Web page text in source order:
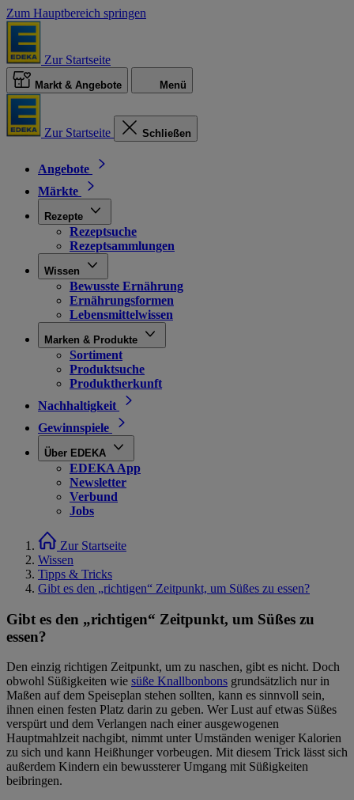
Zum Hauptbereich springen
Zur Startseite
Markt & Angebote Menü
Zur Startseite Schließen
Angebote
Märkte
Rezepte
Rezeptsuche
Rezeptsammlungen
Wissen
Bewusste Ernährung
Ernährungsformen
Lebensmittelwissen
Marken & Produkte
Sortiment
Produktsuche
Produktherkunft
Nachhaltigkeit
Gewinnspiele
Über EDEKA
EDEKA App
Newsletter
Verbund
Jobs
Zur Startseite
Wissen
Tipps & Tricks
Gibt es den „richtigen“ Zeitpunkt, um Süßes zu essen?
Gibt es den „richtigen“ Zeitpunkt, um Süßes zu
essen?
Den einzig richtigen Zeitpunkt, um zu naschen, gibt es nicht. Doch
obwohl Süßigkeiten wie süße Knallbonbons grundsätzlich nur in
Maßen auf dem Speiseplan stehen sollten, kann es sinnvoll sein,
ihnen einen festen Platz darin zu geben. Wer Lust auf etwas Süßes
verspürt und dem Verlangen nach einer ausgewogenen
Hauptmahlzeit nachgibt, nimmt unter Umständen weniger Kalorien
zu sich und kann Heißhunger vorbeugen. Mit diesem Trick lässt sich
außerdem Kindern ein bewussterer Umgang mit Süßigkeiten
beibringen.